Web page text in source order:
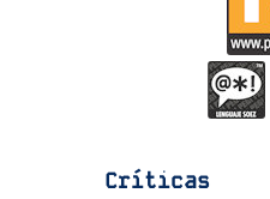
Críticas